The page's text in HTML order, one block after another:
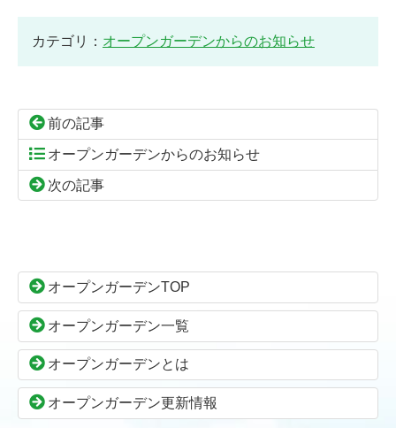
カテゴリ： オープンガーデンからのお知らせ
前の記事
オープンガーデンからのお知らせ
次の記事
ン
本
文
先
へ
の
頭
へ
る
オープンガーデンTOP
オープンガーデン一覧
オープンガーデンとは
オープンガーデン更新情報